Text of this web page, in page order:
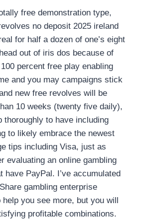
free demonstration type,
no deposit 2025 ireland
for half a dozen of one’s eight
out of iris dos because of
percent free play enabling
and you may campaigns stick
new free revolves will be
10 weeks (twenty five daily),
thoroughly to have including
to likely embrace the newest
tips including Visa, just as
evaluating an online gambling
have PayPal. I’ve accumulated
gambling enterprise
help you see more, but you will
profitable combinations.